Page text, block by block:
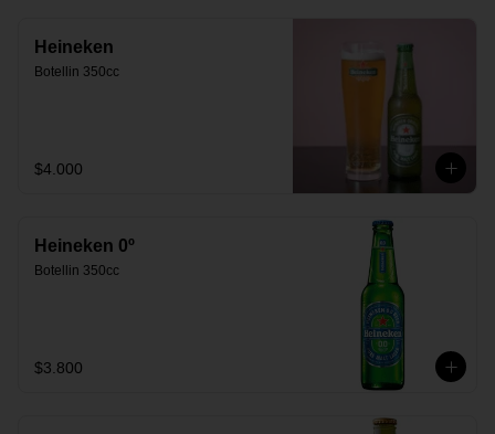
Heineken
Botellin 350cc
$4.000
Heineken 0º
Botellin 350cc
$3.800